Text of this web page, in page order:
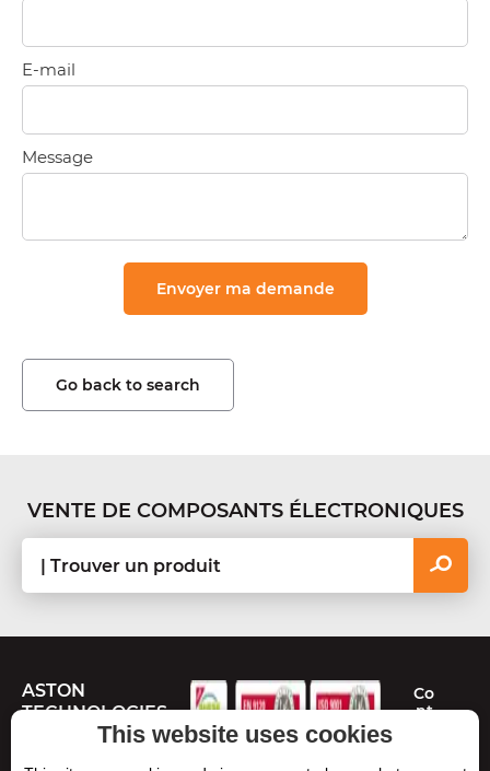
E-mail
Message
Go back to search
VENTE DE COMPOSANTS ÉLECTRONIQUES
ASTON
TECHNOLOGIES
Co
nt
This website uses cookies